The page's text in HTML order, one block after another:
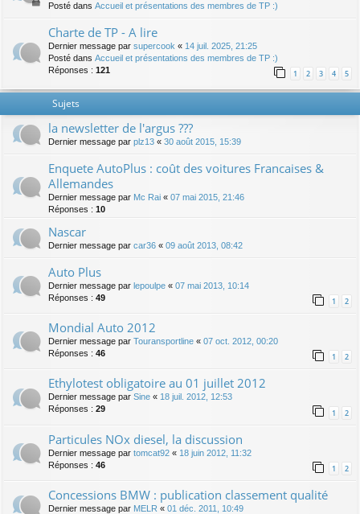
Posté dans Accueil et présentations des membres de TP :)
Charte de TP - A lire
Dernier message par supercook « 14 juil. 2025, 21:25
Posté dans Accueil et présentations des membres de TP :)
Réponses : 121 1 2 3 4 5
Sujets
la newsletter de l'argus ???
Dernier message par plz13 « 30 août 2015, 15:39
Enquete AutoPlus : coût des voitures Francaises &
Allemandes
Dernier message par Mc Rai « 07 mai 2015, 21:46
Réponses : 10
Nascar
Dernier message par car36 « 09 août 2013, 08:42
Auto Plus
Dernier message par lepoulpe « 07 mai 2013, 10:14
Réponses : 49 1 2
Mondial Auto 2012
Dernier message par Touransportline « 07 oct. 2012, 00:20
Réponses : 46 1 2
Ethylotest obligatoire au 01 juillet 2012
Dernier message par Sine « 18 juil. 2012, 12:53
Réponses : 29 1 2
Particules NOx diesel, la discussion
Dernier message par tomcat92 « 18 juin 2012, 11:32
Réponses : 46 1 2
Concessions BMW : publication classement qualité
Dernier message par MELR « 01 déc. 2011, 10:49